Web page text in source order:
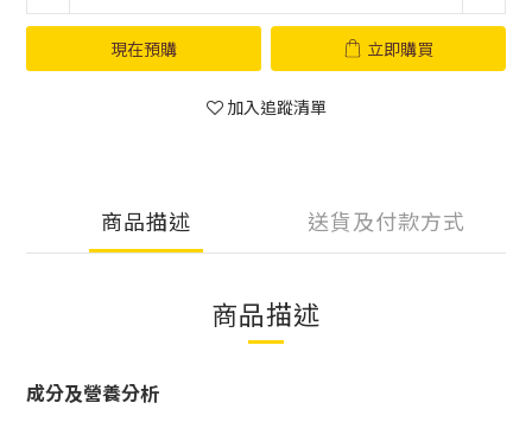
現在預購 立即購買
加入追蹤清單
商品描述 送貨及付款方式
商品描述
成分及營養分析